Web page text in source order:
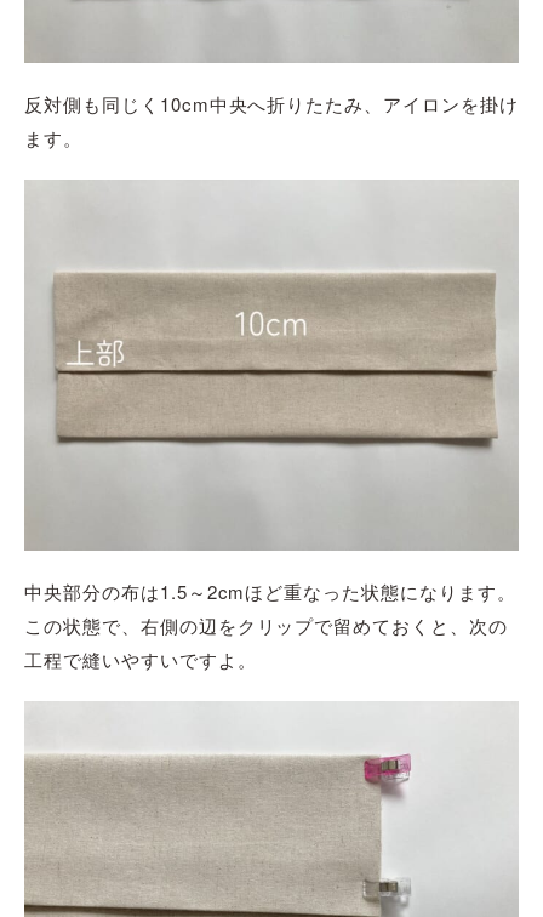
反対側も同じく10cm中央へ折りたたみ、アイロンを掛け
ます。
中央部分の布は1.5～2cmほど重なった状態になります。
この状態で、右側の辺をクリップで留めておくと、次の
工程で縫いやすいですよ。